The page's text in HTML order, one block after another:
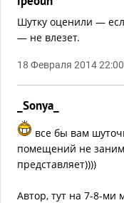
Шутку оценили —
— не влезет.
18 Февраля 2014 22:00
_Sonya_
все бы вам
помещений не
представляет))))
Автор, тут на 7-8-ми